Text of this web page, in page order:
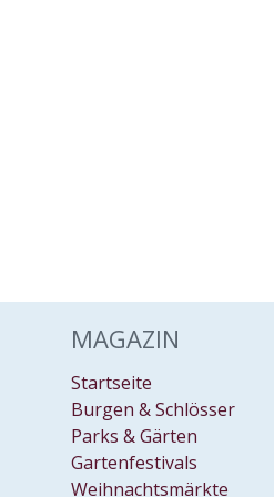
MAGAZIN
Startseite
Burgen & Schlösser
Parks & Gärten
Gartenfestivals
Weihnachtsmärkte